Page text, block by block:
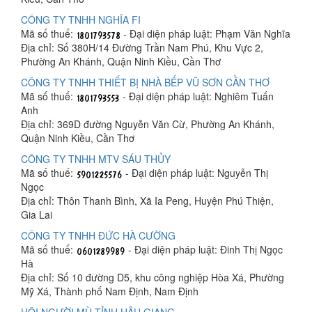
CÔNG TY TNHH NGHĨA FI
Mã số thuế:
- Đại diện pháp luật: Phạm Văn Nghĩa
Địa chỉ: Số 380H/14 Đường Trần Nam Phú, Khu Vực 2,
Phường An Khánh, Quận Ninh Kiều, Cần Thơ
CÔNG TY TNHH THIẾT BỊ NHÀ BẾP VŨ SƠN CẦN THƠ
Mã số thuế:
- Đại diện pháp luật: Nghiêm Tuấn
Anh
Địa chỉ: 369D đường Nguyễn Văn Cừ, Phường An Khánh,
Quận Ninh Kiều, Cần Thơ
CÔNG TY TNHH MTV SÁU THỦY
Mã số thuế:
- Đại diện pháp luật: Nguyễn Thị
Ngọc
Địa chỉ: Thôn Thanh Bình, Xã Ia Peng, Huyện Phú Thiện,
Gia Lai
CÔNG TY TNHH ĐỨC HÀ CƯỜNG
Mã số thuế:
- Đại diện pháp luật: Đinh Thị Ngọc
Hà
Địa chỉ: Số 10 đường D5, khu công nghiệp Hòa Xá, Phường
Mỹ Xá, Thành phố Nam Định, Nam Định